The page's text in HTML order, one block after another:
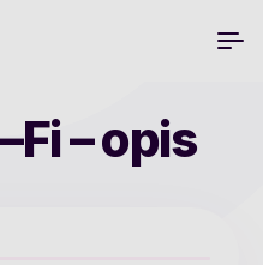
– opis